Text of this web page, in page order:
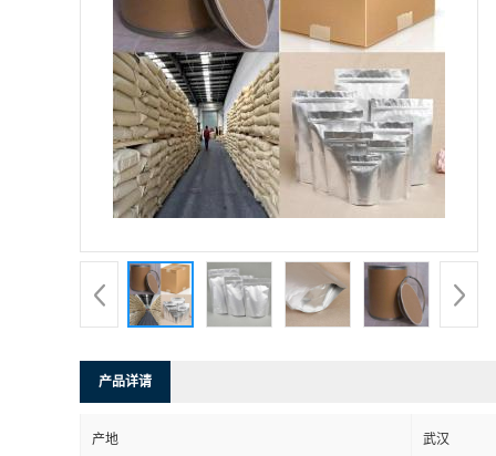
产品详请
产地 武汉